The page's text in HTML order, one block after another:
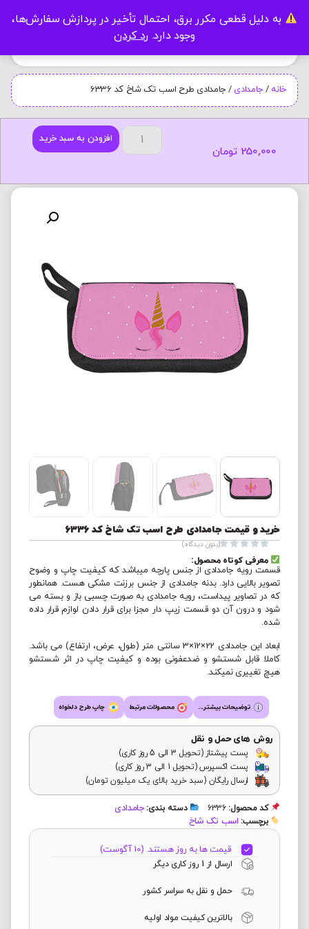
به دلیل قطعی مکرر برق، احتمال تأخیر در پردازش سفارش‌ها،
وجود دارد. رد کردن
خانه / جامدادی / جامدادی طرح اسب تک شاخ کد 6336
افزودن به سبد خرید
250,000 تومان
خرید و قیمت جامدادی طرح اسب تک شاخ کد 6336




(بدون دیدگاه)
معرفی کوتاه محصول:
قسمت رویه جامدادی از جنس پارچه میباشد که کیفیت چاپ و وضوح
تصویر بالایی دارد. بدنه جامدادی از جنس برزنت مشکی هست. همانطور
که در تصاویر پیداست، رویه جامدادی به صورت چسبی باز و بسته می
شود و درون آن دو قسمت زیپ دار مجزا برای قرار دادن لوازم قرار داده
شده.
ابعاد این جامدادی 22×12×3 سانتی متر (طول، عرض، ارتفاع) می باشد.
کاملا قابل شستشو و ضدعفونی بوده و کیفیت چاپ در اثر شستشو
هیچ تغییری نمیکند.
توضیحات بیشتر... محصولات مرتبط چاپ طرح دلخواه
روش های حمل و نقل
پست پیشتاز (تحویل 3 الی 5 روز کاری)
پست اکسپرس (تحویل 1 الی 3 روز کاری)
ارسال رایگان (سبد خرید بالای یک میلیون تومان)
کد محصول:6336 دسته بندی: جامدادی
برچسب: اسب تک شاخ
قیمت ها به روز هستند. (10 آگوست)
ارسال از 1 روز کاری دیگر
حمل و نقل به سراسر کشور
بالاترین کیفیت مواد اولیه